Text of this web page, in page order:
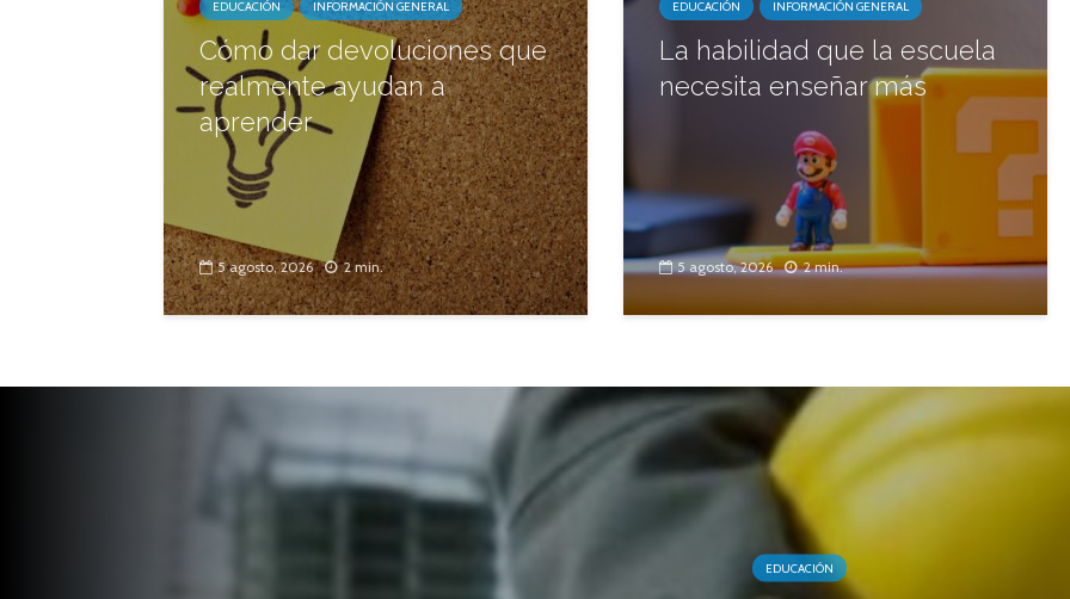
EDUCACIÓN INFORMACIÓN GENERAL
Cómo dar devoluciones que
realmente ayudan a
aprender
5 agosto, 2026 2 min.
EDUCACIÓN INFORMACIÓN GENERAL
La habilidad que la escuela
necesita enseñar más
5 agosto, 2026 2 min.
EDUCACIÓN